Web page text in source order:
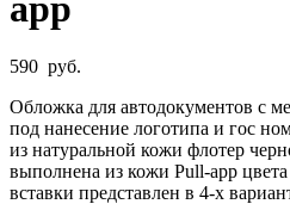
590 руб.
Обложка для автодокументов с
под нанесение логотипа и гос
из натуральной кожи флотер
выполнена из кожи Pull-app
вставки представлен в 4-х